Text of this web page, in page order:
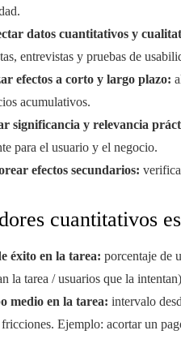
datos cuantitativos y
entrevistas y pruebas de
efectos a corto y largo plazo:
acumulativos.
significancia y relevancia
para el usuario y el negocio.
efectos secundarios:
cuantitativos
éxito en la tarea: porcentaje de
la tarea / usuarios que la
medio en la tarea: intervalo
Ejemplo: acortar un